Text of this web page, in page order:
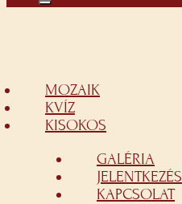
MOZAIK
KVÍZ
KISOKOS
GALÉRIA
JELENTKEZÉS
KAPCSOLAT